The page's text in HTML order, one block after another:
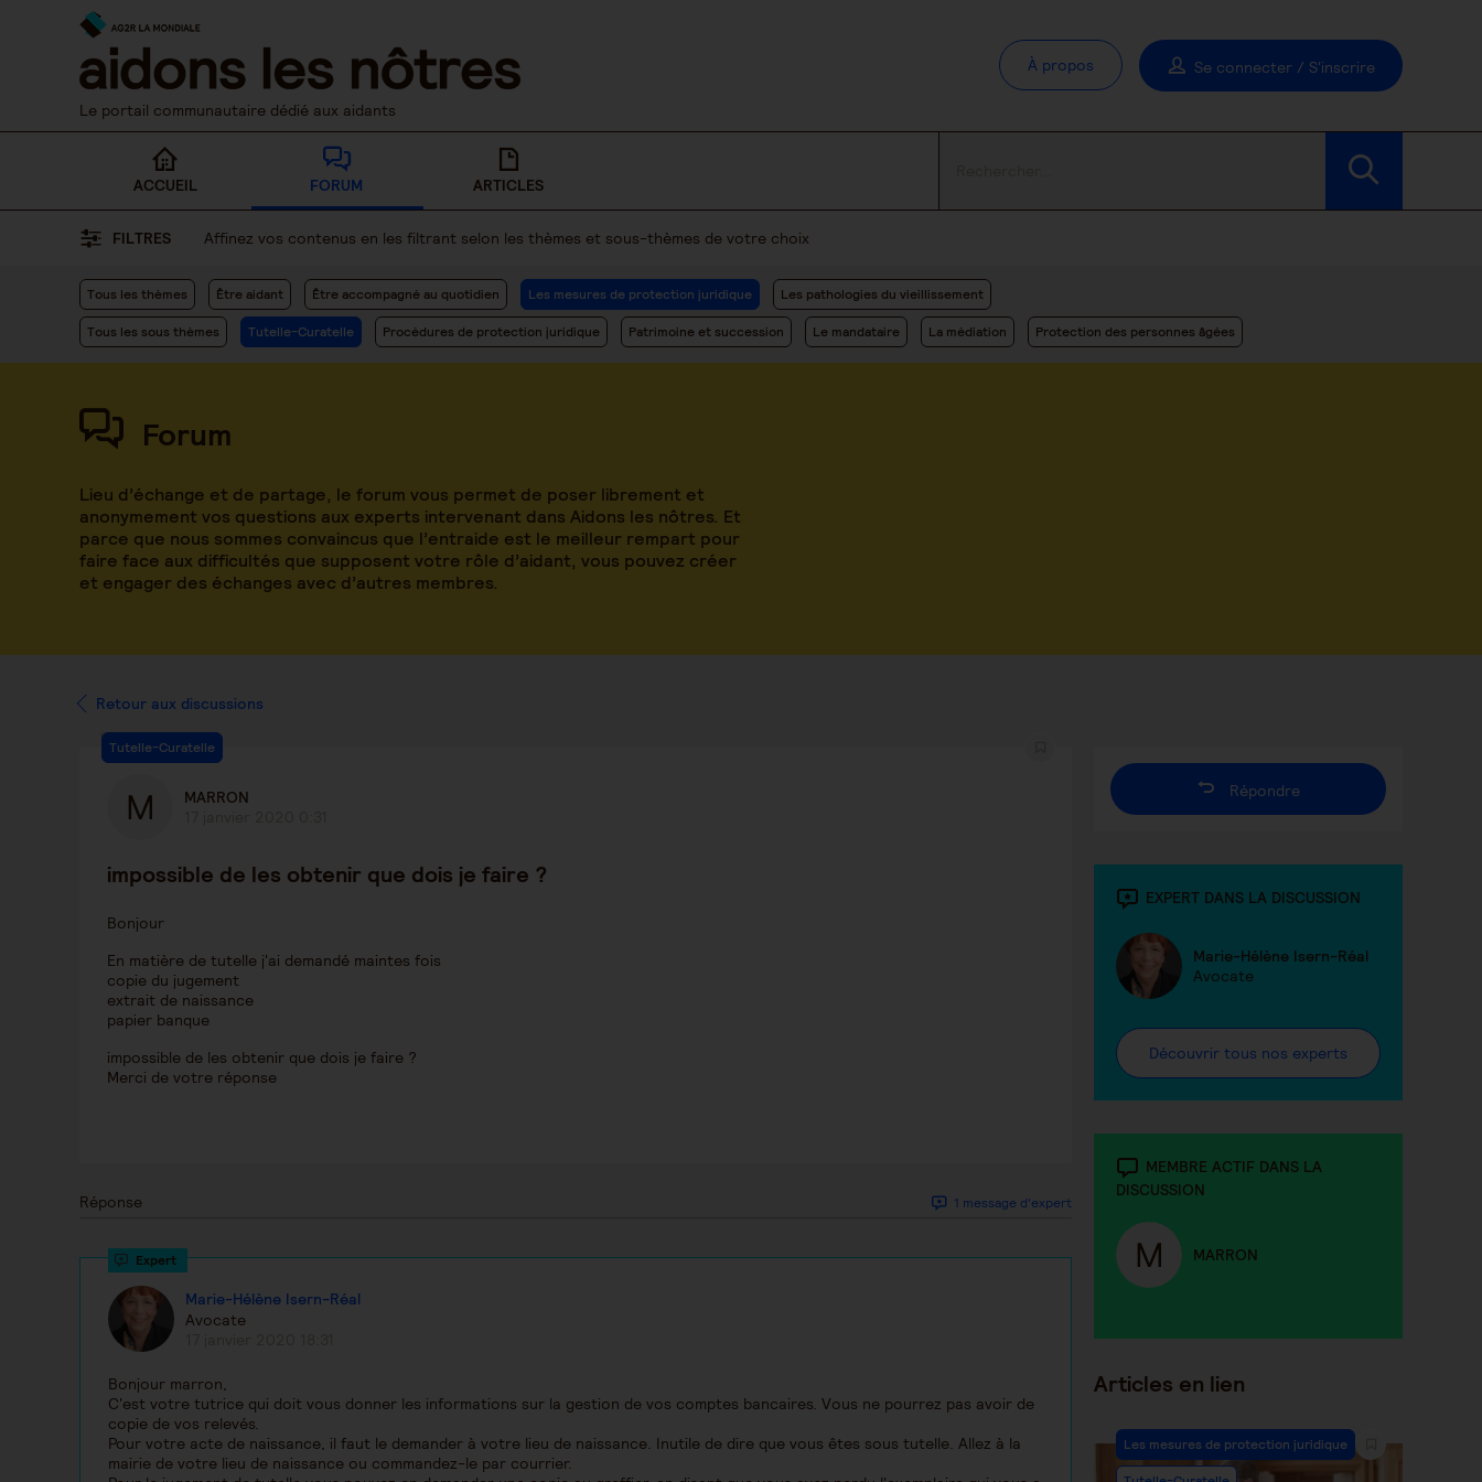
Le portail communautaire dédié aux aidants
À propos Se connecter / S'inscrire
ACCUEIL FORUM ARTICLES
FILTRES Affinez vos contenus en les filtrant selon les thèmes et sous-thèmes de votre choix
Tous les thèmes Être aidant Être accompagné au quotidien Les mesures de protection juridique
Tous les sous thèmes Tutelle-Curatelle Procédures de protection juridique Patrimoine et succession Le mandataire La médiation Protection des personnes âgées
Les pathologies du vieillissement
Forum
Lieu d’échange et de partage, le forum vous permet de poser librement et
anonymement vos questions aux experts intervenant dans Aidons les nôtres. Et
parce que nous sommes convaincus que l’entraide est le meilleur rempart pour
faire face aux difficultés que supposent votre rôle d’aidant, vous pouvez créer
et engager des échanges avec d’autres membres.
Retour aux discussions
Tutelle-Curatelle
MARRON
impossible de les obtenir que dois je faire ?
Bonjour
En matière de tutelle j'ai demandé maintes fois
copie du jugement
extrait de naissance
papier banque
impossible de les obtenir que dois je faire ?
Merci de votre réponse
Réponse 1 message d'expert
Marie-Hélène Isern-Réal
Avocate
Bonjour marron,
C'est votre tutrice qui doit vous donner les informations sur la gestion de vos comptes bancaires. Vous ne pourrez pas avoir de
copie de vos relevés.
Pour votre acte de naissance, il faut le demander à votre lieu de naissance. Inutile de dire que vous êtes sous tutelle. Allez à la
mairie de votre lieu de naissance ou commandez-le par courrier.
Répondre
EXPERT DANS LA DISCUSSION
Marie-Hélène Isern-Réal
Avocate
Découvrir tous nos experts
MEMBRE ACTIF DANS LA
DISCUSSION
MARRON
Articles en lien
Les mesures de protection juridique